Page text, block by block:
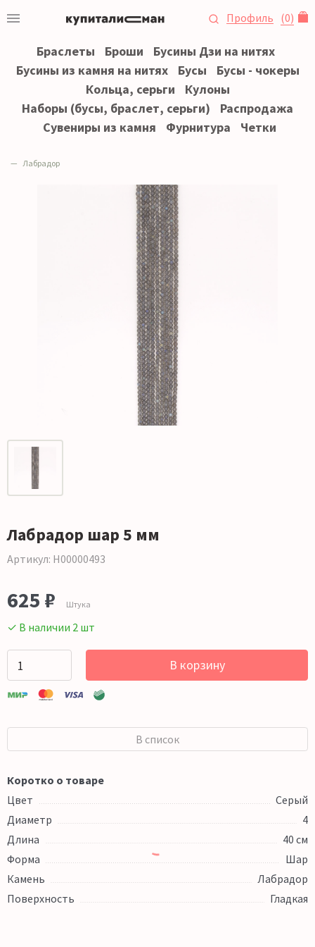
Профиль (0)
Браслеты Броши
Бусины Дзи на нитях
Бусины из камня на нитях
Бусы
Бусы - чокеры
Кольца, серьги
Кулоны
Наборы (бусы, браслет, серьги)
Распродажа
Сувениры из камня
Фурнитура Четки
Лабрадор
Лабрадор шар 5 мм
Артикул: Н00000493
625 ₽ Штука
✓ В наличии 2 шт
В корзину
В список
Коротко о товаре
Цвет
Серый
Диаметр
4
Длина
40 см
Форма
Шар
Камень
Лабрадор
Поверхность
Гладкая